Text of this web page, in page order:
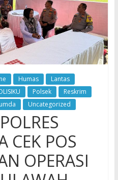
Humas
Lantas
Polsek
Reskrim
Uncategorized
CEK POS
OPERASI